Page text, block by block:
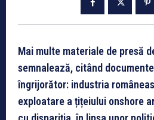
Mai multe materiale de presă
semnalează, citând
îngrijorător: industria
exploatare a țițeiului onshore